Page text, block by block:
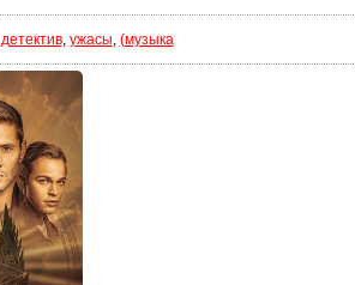
детектив, ужасы, (музыка